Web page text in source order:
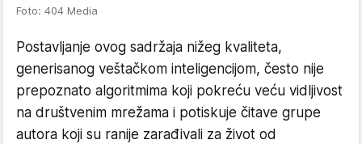
Foto: 404 Media
Postavljanje ovog sadržaja nižeg kvaliteta,
generisanog veštačkom inteligencijom, često nije
prepoznato algoritmima koji pokreću veću vidljivost
na društvenim mrežama i potiskuje čitave grupe
autora koji su ranije zarađivali za život od